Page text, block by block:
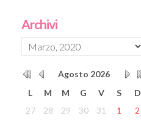
Archivi
Agosto 2026
L
M M G V S
D
27
28 29 30 31 1
2